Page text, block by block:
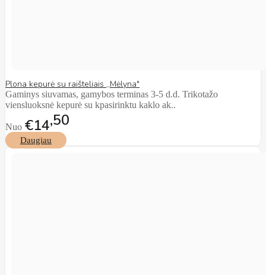
Plona kepurė su raišteliais ,,Mėlyna"
Gaminys siuvamas, gamybos terminas 3-5 d.d. Trikotažo
viensluoksnė kepurė su kpasirinktu kaklo ak..
Nuo €14 50
Daugiau